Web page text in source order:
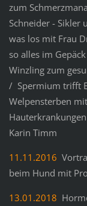
zum
Schneider - Sikler
was los mit Frau
so alles im
Winzling zum
/ Spermium trifft
Welpensterben
Karin Timm
11.11.2016
beim Hund mit
13.01.2018